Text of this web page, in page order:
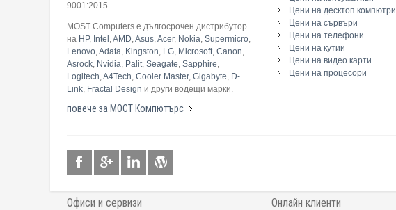
9001:2015
MOST Computers е дългосрочен дистрибутор
на HP, Intel ,AMD,Asus,Acer, Nokia, Supermicro,
Lenovo,Adata, Kingston, LG, Microsoft, Canon,
Asrock, Nvidia, Palit, Seagate, Sapphire,
Logitech,A4Tech, Cooler Master, Gigabyte, D-
Link, Fractal Design и други водещи марки.
повече за МОСТ Компютърс
Цени на десктоп компютри
Цени на сървъри
Цени на телефони
Цени на кутии
Цени на видео карти
Цени на процесори
Офиси и сервизи Онлайн клиенти